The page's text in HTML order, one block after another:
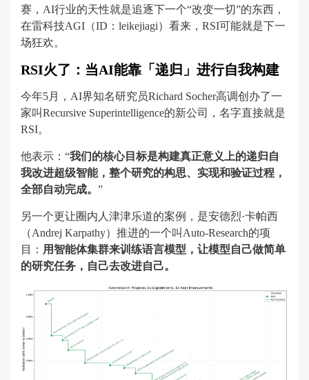
赛，AI行业的天性就是追逐下一个“改变一切”的东西，
在雷科技AGI（ID：leikejiagi）看来，RSI可能就是下一
场狂欢。
RSI火了：当AI能靠「递归」进行自我构建
今年5月，AI界知名研究员Richard Socher高调创办了一
家叫Recursive Superintelligence的新公司，名字直接就是
RSI。
他表示：“我们的核心目标是构建真正意义上的递归自
我改进超级智能，整个研究的构思、实现和验证过程，
全部自动完成。 ”
另一个更让圈内人津津乐道的案例，是‌安德烈·卡帕西
（Andrej Karpathy）推进的一个叫Auto-Research的项
目： 用智能体集群来训练语言模型，让模型自己做简单
的研究任务，自己去改进自己。